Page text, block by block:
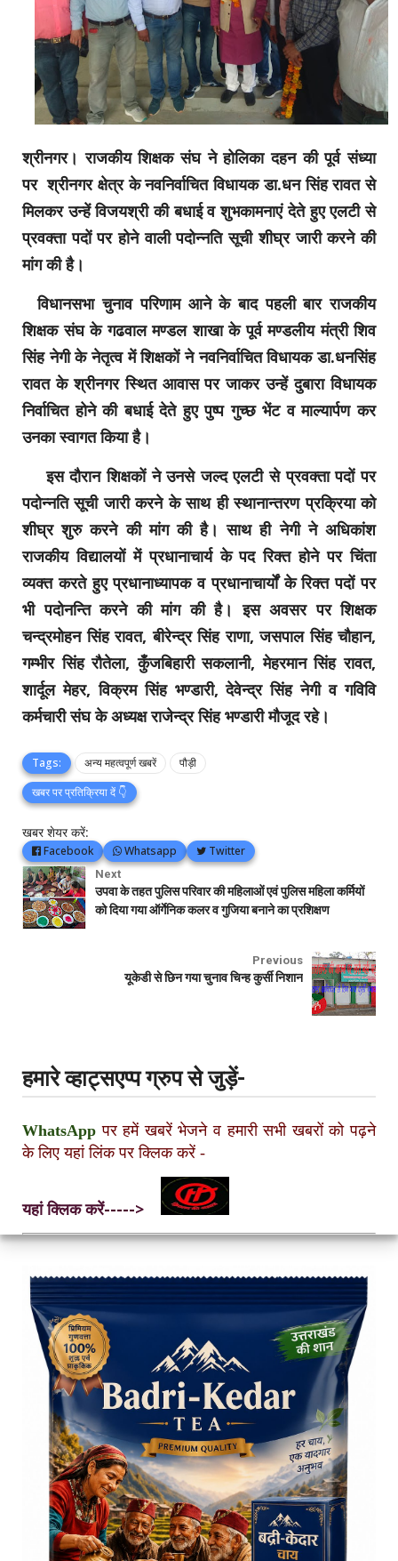
श्रीनगर। राजकीय शिक्षक संघ ने होलिका दहन की पूर्व संध्या
पर श्रीनगर क्षेत्र के नवनिर्वाचित विधायक डा.धन सिंह रावत से
मिलकर उन्हें विजयश्री की बधाई व शुभकामनाएं देते हुए एलटी से
प्रवक्ता पदों पर होने वाली पदोन्नति सूची शीघ्र जारी करने की
मांग की है।
विधानसभा चुनाव परिणाम आने के बाद पहली बार राजकीय
शिक्षक संघ के गढवाल मण्डल शाखा के पूर्व मण्डलीय मंत्री शिव
सिंह नेगी के नेतृत्व में शिक्षकों ने नवनिर्वाचित विधायक डा.धनसिंह
रावत के श्रीनगर स्थित आवास पर जाकर उन्हें दुबारा विधायक
निर्वाचित होने की बधाई देते हुए पुष्प गुच्छ भेंट व माल्यार्पण कर
उनका स्वागत किया है।
इस दौरान शिक्षकों ने उनसे जल्द एलटी से प्रवक्ता पदों पर
पदोन्नति सूची जारी करने के साथ ही स्थानान्तरण प्रक्रिया को
शीघ्र शुरु करने की मांग की है। साथ ही नेगी ने अधिकांश
राजकीय विद्यालयों में प्रधानाचार्य के पद रिक्त होने पर चिंता
व्यक्त करते हुए प्रधानाध्यापक व प्रधानाचार्यों के रिक्त पदों पर
भी पदोनन्ति करने की मांग की है। इस अवसर पर शिक्षक
चन्द्रमोहन सिंह रावत, बीरेन्द्र सिंह राणा, जसपाल सिंह चौहान,
गम्भीर सिंह रौतेला, कुँजबिहारी सकलानी, मेहरमान सिंह रावत,
शार्दूल मेहर, विक्रम सिंह भण्डारी, देवेन्द्र सिंह नेगी व गविवि
कर्मचारी संघ के अध्यक्ष राजेन्द्र सिंह भण्डारी मौजूद रहे।
Tags: अन्य महत्वपूर्ण खबरें
पौड़ी
खबर पर प्रतिक्रिया दें 👇
खबर शेयर करें:
Facebook Whatsapp Twitter
Next
उपवा के तहत पुलिस परिवार की महिलाओं एवं पुलिस महिला कर्मियों
को दिया गया ऑर्गेनिक कलर व गुजिया बनाने का प्रशिक्षण
Previous
यूकेडी से छिन गया चुनाव चिन्ह कुर्सी निशान
हमारे व्हाट्सएप्प ग्रुप से जुड़ें-
WhatsApp पर हमें खबरें भेजने व हमारी सभी खबरों को पढ़ने
के लिए यहां लिंक पर क्लिक करें -
यहां क्लिक करें----->